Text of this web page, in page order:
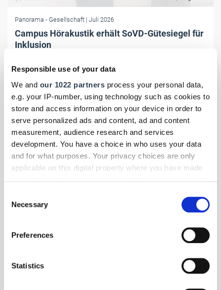
Responsible use of your data
We and our 1022 partners process your personal data,
e.g. your IP-number, using technology such as cookies to
store and access information on your device in order to
serve personalized ads and content, ad and content
measurement, audience research and services
development. You have a choice in who uses your data
and for what purposes. Your privacy choices are only
applicable on this digital property where you have made
the Privacy trigger icon.
Collect information about your geographical location
Identify your device by actively scanning it for
Selection
Necessary
Preferences
Statistics
Panorama - Gesellschaft | Juli 2026
Campus Hörakustik erhält SoVD-Gütesiegel für
Inklusion
Menschen mit Behinderung: Der Campus Hörakustik in Lübeck erhält
SoVD-Gütesiegel vom Sozialverband Deutschland.
Foto: © Lernidee